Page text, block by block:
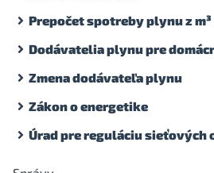
Prepočet spotreby plynu z m³
Dodávatelia plynu pre
Zmena dodávateľa plynu
Zákon o energetike
Úrad pre reguláciu sieťových